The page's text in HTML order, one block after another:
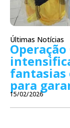
Últimas Notícias
para
15/02/2026